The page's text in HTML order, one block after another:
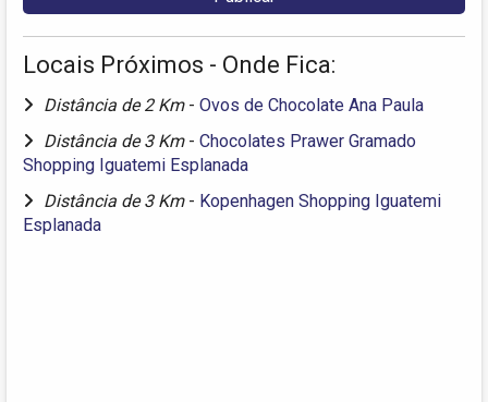
Locais Próximos - Onde Fica:
Distância de 2 Km - Ovos de Chocolate Ana Paula
Distância de 3 Km - Chocolates Prawer Gramado
Shopping Iguatemi Esplanada
Distância de 3 Km - Kopenhagen Shopping Iguatemi
Esplanada